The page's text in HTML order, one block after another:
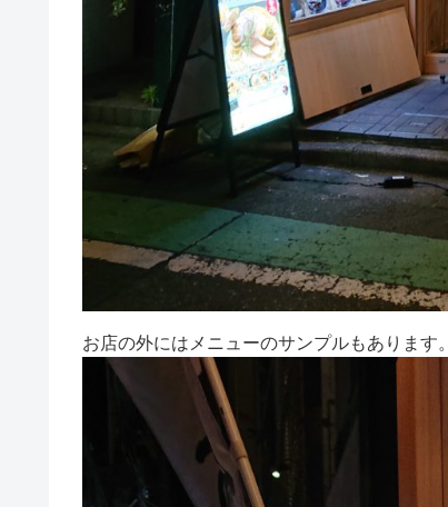
お店の外にはメニューのサンプルもあります。